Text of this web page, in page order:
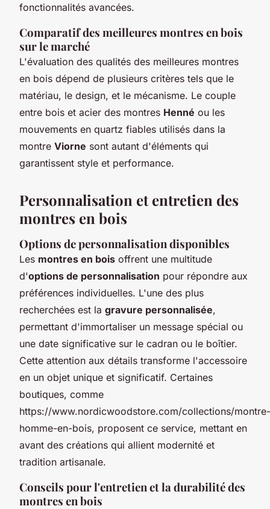
fonctionnalités avancées.
Comparatif des meilleures montres en bois
sur le marché
L'évaluation des qualités des meilleures montres
en bois dépend de plusieurs critères tels que le
matériau, le design, et le mécanisme. Le couple
entre bois et acier des montres Henné ou les
mouvements en quartz fiables utilisés dans la
montre Viorne sont autant d'éléments qui
garantissent style et performance.
Personnalisation et entretien des
montres en bois
Options de personnalisation disponibles
Les montres en bois offrent une multitude
d'options de personnalisation pour répondre aux
préférences individuelles. L'une des plus
recherchées est la gravure personnalisée,
permettant d'immortaliser un message spécial ou
une date significative sur le cadran ou le boîtier.
Cette attention aux détails transforme l'accessoire
en un objet unique et significatif. Certaines
boutiques, comme
https://www.nordicwoodstore.com/collections/montre-
homme-en-bois, proposent ce service, mettant en
avant des créations qui allient modernité et
tradition artisanale.
Conseils pour l'entretien et la durabilité des
montres en bois